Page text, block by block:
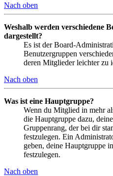
Nach oben
Weshalb werden verschiedene
dargestellt?
Es ist der Board-
Benutzergruppen
deren Mitglieder leichter zu
Nach oben
Was ist eine Hauptgruppe?
Wenn du Mitglied in mehr
die Hauptgruppe dazu,
Gruppenrang, der bei dir
festzulegen. Ein
geben, deine Hauptgruppe
festzulegen.
Nach oben